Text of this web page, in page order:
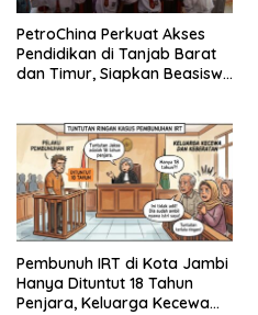
PetroChina Perkuat Akses
Pendidikan di Tanjab Barat
dan Timur, Siapkan Beasiswa
Pembunuh IRT di Kota Jambi
Hanya Dituntut 18 Tahun
Penjara, Keluarga Kecewa